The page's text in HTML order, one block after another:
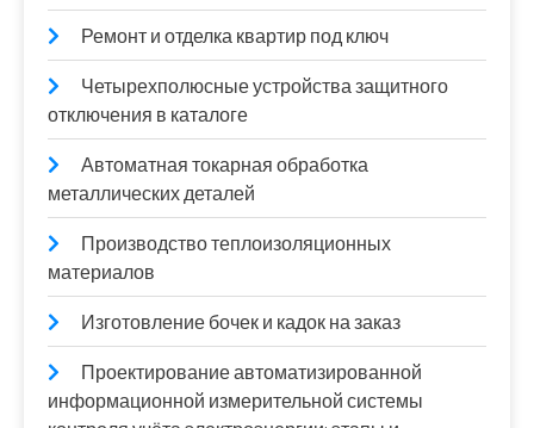
Ремонт и отделка квартир под ключ
Четырехполюсные устройства защитного
отключения в каталоге
Автоматная токарная обработка
металлических деталей
Производство теплоизоляционных
материалов
Изготовление бочек и кадок на заказ
Проектирование автоматизированной
информационной измерительной системы